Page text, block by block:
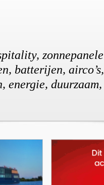
batterijen,
energie,